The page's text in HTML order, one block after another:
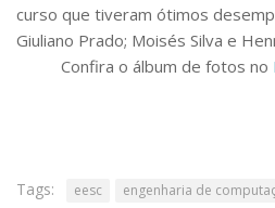
curso que tiveram ótimos
Giuliano Prado; Moisés Silva e
Confira o álbum de fotos no
Tags: eesc engenharia de